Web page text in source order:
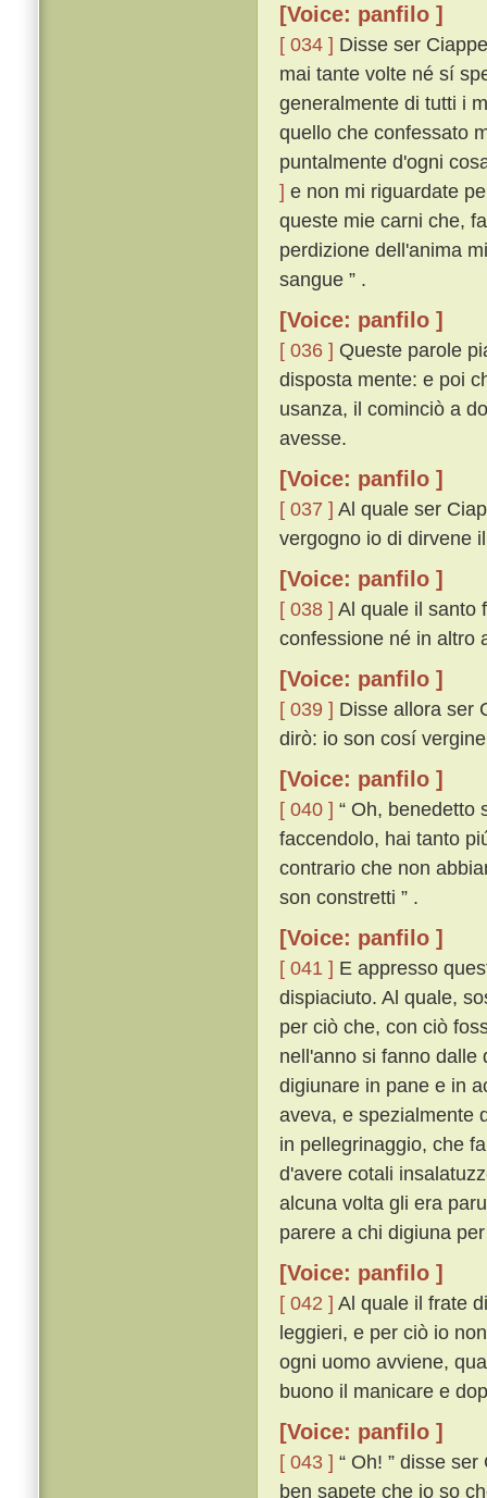
[Voice: panfilo ]
[ 034 ] Disse ser
mai tante volte né sí
generalmente di tutti i
quello che confessato
puntalmente d'ogni
] e non mi riguardate
queste mie carni che,
perdizione dell'anima
sangue ” .
[Voice: panfilo ]
[ 036 ] Queste parole
disposta mente: e poi
usanza, il cominciò a
avesse.
[Voice: panfilo ]
[ 037 ] Al quale ser
vergogno io di dirvene
[Voice: panfilo ]
[ 038 ] Al quale il santo
confessione né in altro
[Voice: panfilo ]
[ 039 ] Disse allora ser
dirò: io son cosí
[Voice: panfilo ]
[ 040 ] “ Oh, benedetto
faccendolo, hai tanto
contrario che non
son constretti ” .
[Voice: panfilo ]
[ 041 ] E appresso
dispiaciuto. Al quale,
per ciò che, con ciò
nell'anno si fanno
digiunare in pane e in
aveva, e spezialmente
in pellegrinaggio, che
d'avere cotali
alcuna volta gli era
parere a chi digiuna
[Voice: panfilo ]
[ 042 ] Al quale il frate
leggieri, e per ciò io
ogni uomo avviene,
buono il manicare e
[Voice: panfilo ]
[ 043 ] “ Oh! ” disse
ben sapete che io so